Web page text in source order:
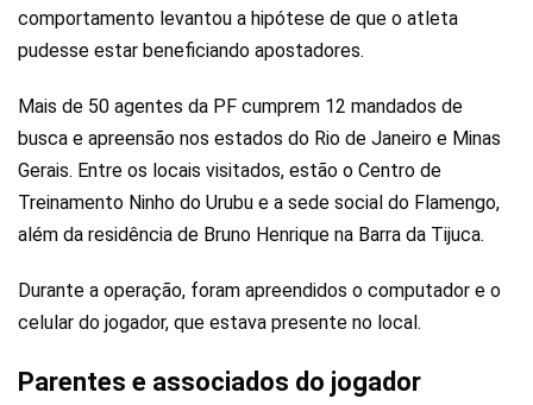
comportamento levantou a hipótese de que o atleta
pudesse estar beneficiando apostadores.
Mais de 50 agentes da PF cumprem 12 mandados de
busca e apreensão nos estados do Rio de Janeiro e Minas
Gerais. Entre os locais visitados, estão o Centro de
Treinamento Ninho do Urubu e a sede social do Flamengo,
além da residência de Bruno Henrique na Barra da Tijuca.
Durante a operação, foram apreendidos o computador e o
celular do jogador, que estava presente no local.
Parentes e associados do jogador